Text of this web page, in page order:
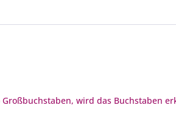
wird das Buchstaben